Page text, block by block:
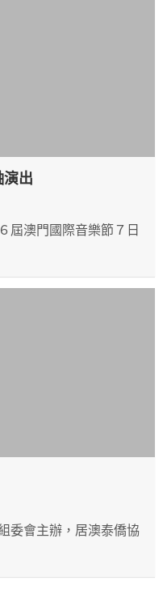
演出
屆澳門國際音樂節７日
委會主辦，居澳泰僑協